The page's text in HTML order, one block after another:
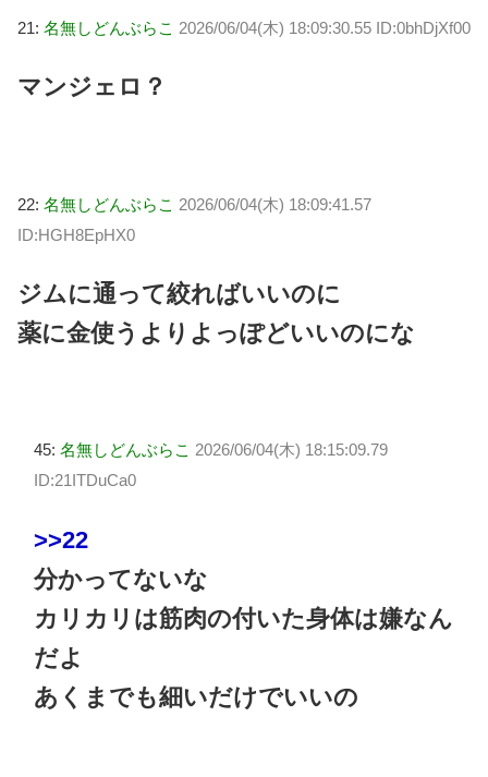
21: 名無しどんぶらこ 2026/06/04(木) 18:09:30.55 ID:0bhDjXf00
マンジェロ？
22: 名無しどんぶらこ 2026/06/04(木) 18:09:41.57
ID:HGH8EpHX0
ジムに通って絞ればいいのに
薬に金使うよりよっぽどいいのにな
45: 名無しどんぶらこ 2026/06/04(木) 18:15:09.79
ID:21ITDuCa0
>>22
分かってないな
カリカリは筋肉の付いた身体は嫌なん
だよ
あくまでも細いだけでいいの